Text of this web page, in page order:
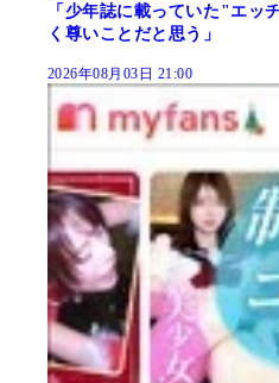
「少年誌に載っていた"エッ
く尊いことだと思う」
2026年08月03日 21:00